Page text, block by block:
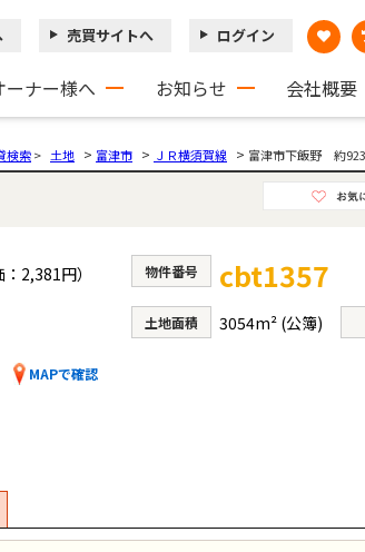
売買サイトへ ログイン
ーナー様へ お知らせ 会社概要
検索> 土地 > 富津市 > ＪＲ横須賀線 > 富津市下飯野 約
2,381円 物件番号 cbt1357
土地面積 3054m² (公簿)
MAPで確認